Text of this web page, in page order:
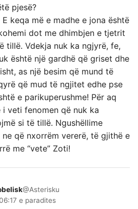
pjesë?
keqa më e madhe e jona është
dot me dhimbjen e tjetrit
tillë. Vdekja nuk ka ngjyrë, fe,
është një gardhë që griset dhe
as një besim që mund të
që mud të ngjitet edhe pse
e parikuperushme! Për aq
i veti fenomen që nuk ka
si të tillë. Ngushëllime
që nxorrëm vererë, të gjithë e
me “vete” Zoti!
@Asterisku
e paradites